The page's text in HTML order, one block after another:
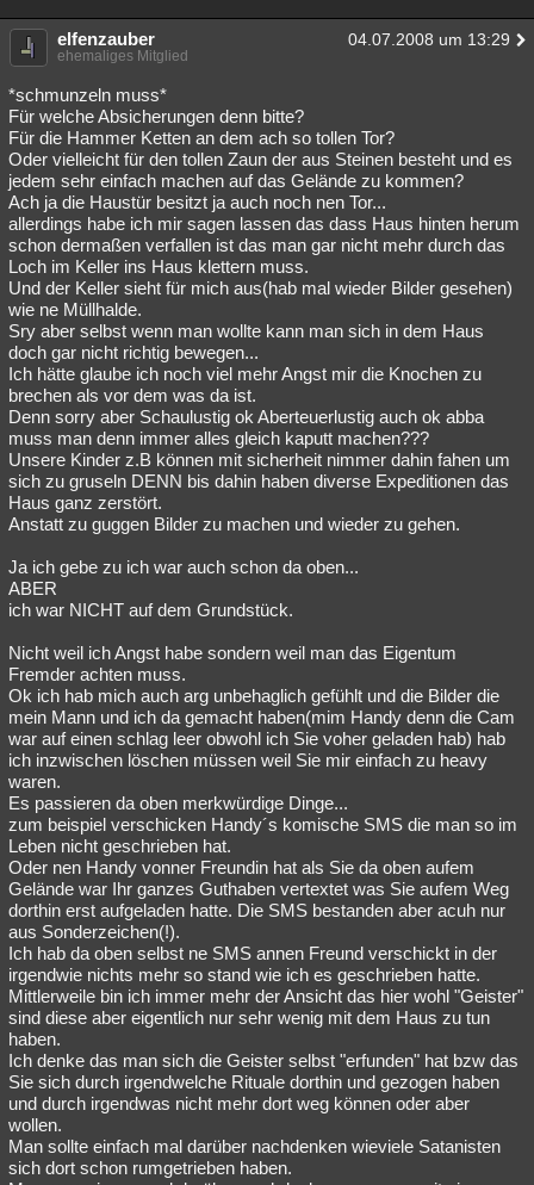
elfenzauber 04.07.2008 um 13:29
ehemaliges Mitglied
*schmunzeln muss*
Für welche Absicherungen denn bitte?
Für die Hammer Ketten an dem ach so tollen Tor?
Oder vielleicht für den tollen Zaun der aus Steinen besteht und es
jedem sehr einfach machen auf das Gelände zu kommen?
Ach ja die Haustür besitzt ja auch noch nen Tor...
allerdings habe ich mir sagen lassen das dass Haus hinten herum
schon dermaßen verfallen ist das man gar nicht mehr durch das
Loch im Keller ins Haus klettern muss.
Und der Keller sieht für mich aus(hab mal wieder Bilder gesehen)
wie ne Müllhalde.
Sry aber selbst wenn man wollte kann man sich in dem Haus
doch gar nicht richtig bewegen...
Ich hätte glaube ich noch viel mehr Angst mir die Knochen zu
brechen als vor dem was da ist.
Denn sorry aber Schaulustig ok Aberteuerlustig auch ok abba
muss man denn immer alles gleich kaputt machen???
Unsere Kinder z.B können mit sicherheit nimmer dahin fahen um
sich zu gruseln DENN bis dahin haben diverse Expeditionen das
Haus ganz zerstört.
Anstatt zu guggen Bilder zu machen und wieder zu gehen.
Ja ich gebe zu ich war auch schon da oben...
ABER
ich war NICHT auf dem Grundstück.
Nicht weil ich Angst habe sondern weil man das Eigentum
Fremder achten muss.
Ok ich hab mich auch arg unbehaglich gefühlt und die Bilder die
mein Mann und ich da gemacht haben(mim Handy denn die Cam
war auf einen schlag leer obwohl ich Sie voher geladen hab) hab
ich inzwischen löschen müssen weil Sie mir einfach zu heavy
waren.
Es passieren da oben merkwürdige Dinge...
zum beispiel verschicken Handy´s komische SMS die man so im
Leben nicht geschrieben hat.
Oder nen Handy vonner Freundin hat als Sie da oben aufem
Gelände war Ihr ganzes Guthaben vertextet was Sie aufem Weg
dorthin erst aufgeladen hatte. Die SMS bestanden aber acuh nur
aus Sonderzeichen(!).
Ich hab da oben selbst ne SMS annen Freund verschickt in der
irgendwie nichts mehr so stand wie ich es geschrieben hatte.
Mittlerweile bin ich immer mehr der Ansicht das hier wohl "Geister"
sind diese aber eigentlich nur sehr wenig mit dem Haus zu tun
haben.
Ich denke das man sich die Geister selbst "erfunden" hat bzw das
Sie sich durch irgendwelche Rituale dorthin und gezogen haben
und durch irgendwas nicht mehr dort weg können oder aber
wollen.
Man sollte einfach mal darüber nachdenken wieviele Satanisten
sich dort schon rumgetrieben haben.